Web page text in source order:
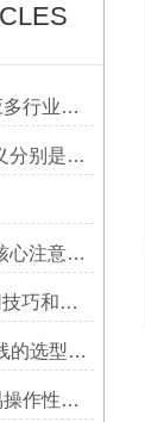
美国OMEGA测温线适应多行业需求
热敏试纸作用及使用意义分别是什么？
示温贴纸的使用规范与核心注意事项解读
奥米佳T型热电偶线使用技巧和选择方法
美国原装omega热电偶线的选型指标
OMEGA热电偶插座的易操作性探讨